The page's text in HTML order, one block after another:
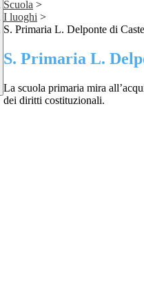
Scuola >
I luoghi >
S. Primaria L. Delponte di
S. Primaria L.
La scuola primaria mira
dei diritti costituzionali.